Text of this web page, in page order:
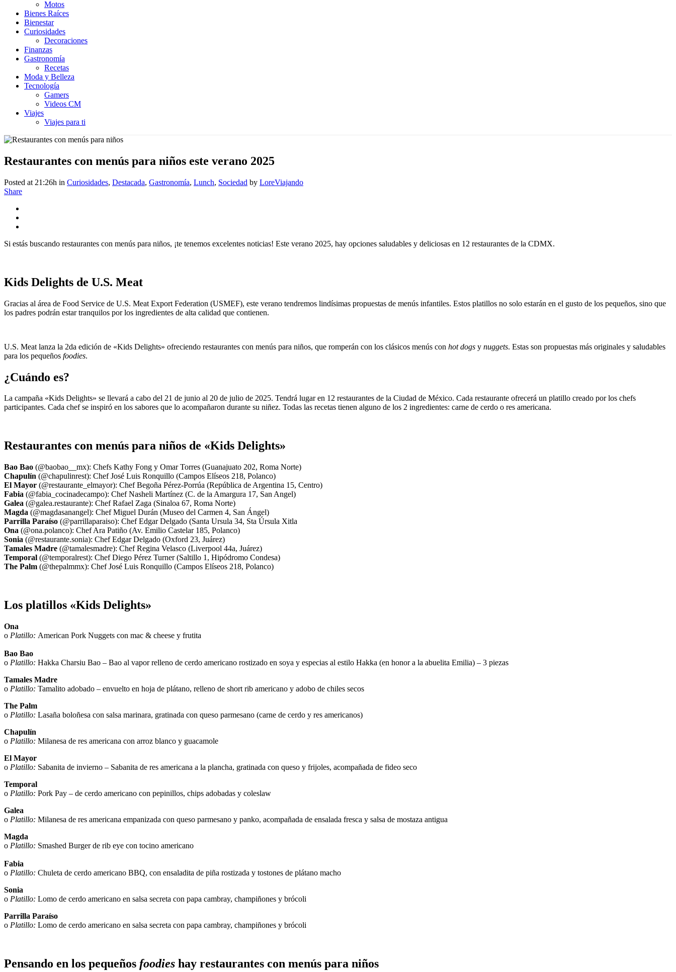
Motos
Bienes Raíces
Bienestar
Curiosidades
Decoraciones
Finanzas
Gastronomía
Recetas
Moda y Belleza
Tecnología
Gamers
Videos CM
Viajes
Viajes para ti
Restaurantes con menús para niños este verano 2025
Posted at 21:26h in Curiosidades, Destacada, Gastronomía, Lunch, Sociedad by LoreViajando
Share
Si estás buscando restaurantes con menús para niños, ¡te tenemos excelentes noticias! Este verano 2025, hay opciones saludables y deliciosas en 12 restaurantes de la CDMX.
Kids Delights de U.S. Meat
Gracias al área de Food Service de U.S. Meat Export Federation (USMEF), este verano tendremos lindísimas propuestas de menús infantiles. Estos platillos no solo estarán en el gusto de los pequeños, sino que
los padres podrán estar tranquilos por los ingredientes de alta calidad que contienen.
U.S. Meat lanza la 2da edición de «Kids Delights» ofreciendo restaurantes con menús para niños, que romperán con los clásicos menús con hot dogs y nuggets. Estas son propuestas más originales y saludables
para los pequeños foodies.
¿Cuándo es?
La campaña «Kids Delights» se llevará a cabo del 21 de junio al 20 de julio de 2025. Tendrá lugar en 12 restaurantes de la Ciudad de México. Cada restaurante ofrecerá un platillo creado por los chefs
participantes. Cada chef se inspiró en los sabores que lo acompañaron durante su niñez. Todas las recetas tienen alguno de los 2 ingredientes: carne de cerdo o res americana.
Restaurantes con menús para niños de «Kids Delights»
Bao Bao (@baobao__mx): Chefs Kathy Fong y Omar Torres (Guanajuato 202, Roma Norte)
Chapulín (@chapulinrest): Chef José Luis Ronquillo (Campos Elíseos 218, Polanco)
El Mayor (@restaurante_elmayor): Chef Begoña Pérez-Porrúa (República de Argentina 15, Centro)
Fabia (@fabia_cocinadecampo): Chef Nasheli Martínez (C. de la Amargura 17, San Angel)
Galea (@galea.restaurante): Chef Rafael Zaga (Sinaloa 67, Roma Norte)
Magda (@magdasanangel): Chef Miguel Durán (Museo del Carmen 4, San Ángel)
Parrilla Paraíso (@parrillaparaiso): Chef Edgar Delgado (Santa Ursula 34, Sta Úrsula Xitla
Ona (@ona.polanco): Chef Ara Patiño (Av. Emilio Castelar 185, Polanco)
Sonia (@restaurante.sonia): Chef Edgar Delgado (Oxford 23, Juárez)
Tamales Madre (@tamalesmadre): Chef Regina Velasco (Liverpool 44a, Juárez)
Temporal (@temporalrest): Chef Diego Pérez Turner (Saltillo 1, Hipódromo Condesa)
The Palm (@thepalmmx): Chef José Luis Ronquillo (Campos Elíseos 218, Polanco)
Los platillos «Kids Delights»
Ona
o Platillo: American Pork Nuggets con mac & cheese y frutita
Bao Bao
o Platillo: Hakka Charsiu Bao – Bao al vapor relleno de cerdo americano rostizado en soya y especias al estilo Hakka (en honor a la abuelita Emilia) – 3 piezas
Tamales Madre
o Platillo: Tamalito adobado – envuelto en hoja de plátano, relleno de short rib americano y adobo de chiles secos
The Palm
o Platillo: Lasaña boloñesa con salsa marinara, gratinada con queso parmesano (carne de cerdo y res americanos)
Chapulín
o Platillo: Milanesa de res americana con arroz blanco y guacamole
El Mayor
o Platillo: Sabanita de invierno – Sabanita de res americana a la plancha, gratinada con queso y frijoles, acompañada de fideo seco
Temporal
o Platillo: Pork Pay – de cerdo americano con pepinillos, chips adobadas y coleslaw
Galea
o Platillo: Milanesa de res americana empanizada con queso parmesano y panko, acompañada de ensalada fresca y salsa de mostaza antigua
Magda
o Platillo: Smashed Burger de rib eye con tocino americano
Fabia
o Platillo: Chuleta de cerdo americano BBQ, con ensaladita de piña rostizada y tostones de plátano macho
Sonia
o Platillo: Lomo de cerdo americano en salsa secreta con papa cambray, champiñones y brócoli
Parrilla Paraíso
o Platillo: Lomo de cerdo americano en salsa secreta con papa cambray, champiñones y brócoli
Pensando en los pequeños foodies hay restaurantes con menús para niños